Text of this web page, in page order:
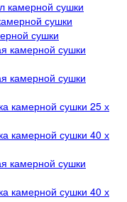
сушки
сушки
камерной сушки
камерной сушки
камерной сушки 25 х
камерной сушки 40 х
камерной сушки
камерной сушки 40 х